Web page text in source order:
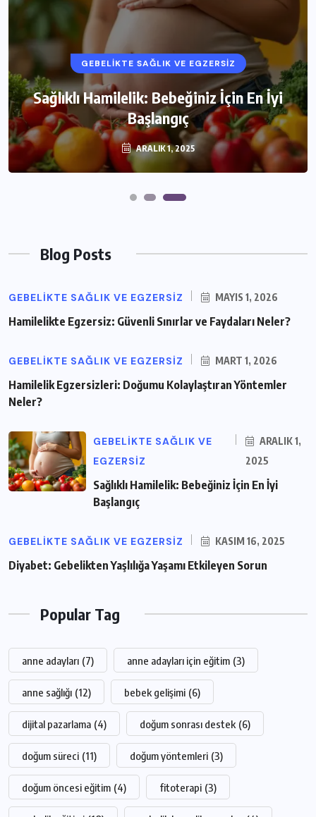
GEBELIKTE SAĞLIK VE EGZERSIZ
Sağlıklı Hamilelik: Bebeğiniz İçin En İyi
Başlangıç
ARALIK 1, 2025
Blog Posts
GEBELIKTE SAĞLIK VE EGZERSIZ MAYIS 1, 2026
Hamilelikte Egzersiz: Güvenli Sınırlar ve Faydaları Neler?
GEBELIKTE SAĞLIK VE EGZERSIZ MART 1, 2026
Hamilelik Egzersizleri: Doğumu Kolaylaştıran Yöntemler
Neler?
GEBELIKTE SAĞLIK VE
EGZERSIZ
ARALIK 1,
2025
Sağlıklı Hamilelik: Bebeğiniz İçin En İyi
Başlangıç
GEBELIKTE SAĞLIK VE EGZERSIZ KASIM 16, 2025
Diyabet: Gebelikten Yaşlılığa Yaşamı Etkileyen Sorun
Popular Tag
anne adayları (7) anne adayları için eğitim (3)
anne sağlığı (12) bebek gelişimi (6)
dijital pazarlama (4) doğum sonrası destek (6)
doğum süreci (11) doğum yöntemleri (3)
doğum öncesi eğitim (4) fitoterapi (3)